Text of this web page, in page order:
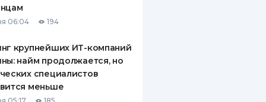
ПО
ПОЛИСЫ
КОМПАНИИ
О СТРАХОВЫХ
06:04 194
крупнейших ИТ-компаний
найм продолжается, но
специалистов
меньше